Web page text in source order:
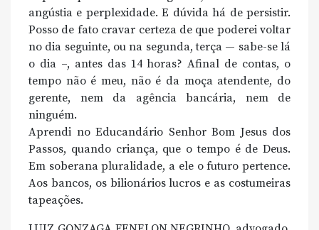
angústia e perplexidade. E dúvida há de persistir.
Posso de fato cravar certeza de que poderei voltar
no dia seguinte, ou na segunda, terça — sabe-se lá
o dia –, antes das 14 horas? Afinal de contas, o
tempo não é meu, não é da moça atendente, do
gerente, nem da agência bancária, nem de
ninguém.
Aprendi no Educandário Senhor Bom Jesus dos
Passos, quando criança, que o tempo é de Deus.
Em soberana pluralidade, a ele o futuro pertence.
Aos bancos, os bilionários lucros e as costumeiras
tapeações.